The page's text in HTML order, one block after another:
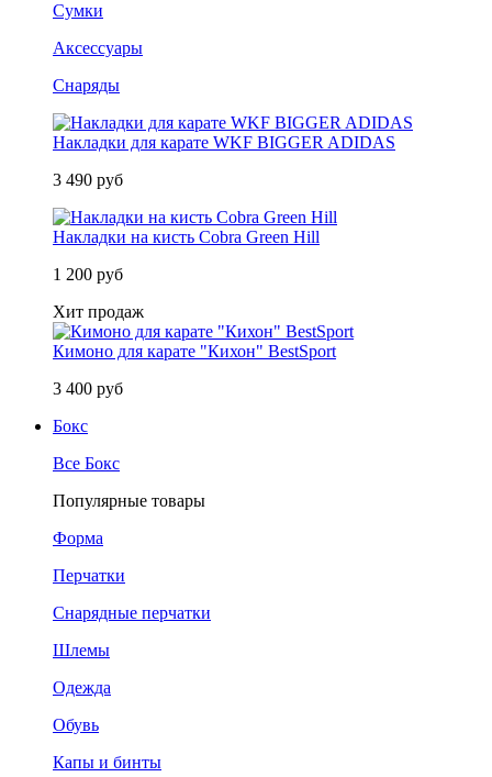
Сумки
Аксессуары
Снаряды
Накладки для карате WKF BIGGER ADIDAS
3 490 руб
Накладки на кисть Cobra Green Hill
1 200 руб
Хит продаж
Кимоно для карате "Кихон" BestSport
3 400 руб
Бокс
Все Бокс
Популярные товары
Форма
Перчатки
Снарядные перчатки
Шлемы
Одежда
Обувь
Капы и бинты